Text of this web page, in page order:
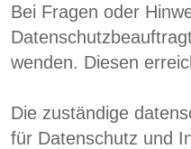
Bei Fragen oder
wenden. Diesen
Die zuständige
für Datenschutz und